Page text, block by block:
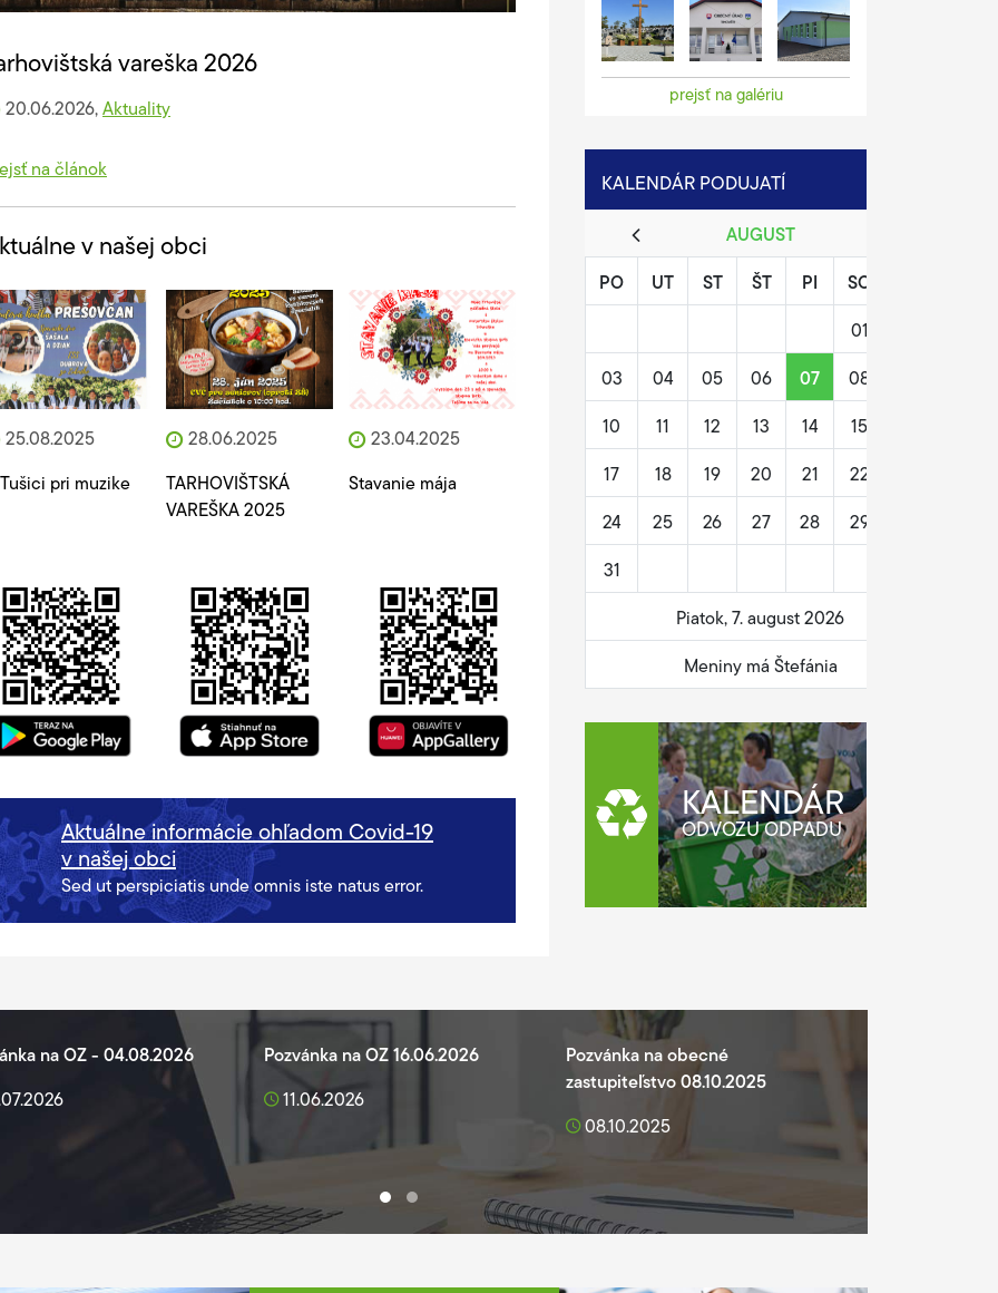
vareška 2026
20.06.2026, Aktuality
na článok
v našej obci
25.08.2025
pri muzike
28.06.2025
TARHOVIŠTSKÁ
VAREŠKA 2025
23.04.2025
Stavanie mája
Aktuálne informácie ohľadom Covid-19
v našej obci
Sed ut perspiciatis unde omnis iste natus error.
prejsť na galériu
KALENDÁR PODUJATÍ
AUGUST
PO UT ST ŠT PI SO
01
03 04 05 06 07 08
10 11 12 13 14 15
17 18 19 20 21 22
24 25 26 27 28 29
31
Piatok, 7. august 2026
Meniny má Štefánia
KALENDÁR
ODVOZU ODPADU
na OZ - 04.08.2026 Pozvánka na OZ 16.06.2026
11.06.2026
Pozvánka na obecné
zastupiteľstvo 08.10.2025
08.10.2025